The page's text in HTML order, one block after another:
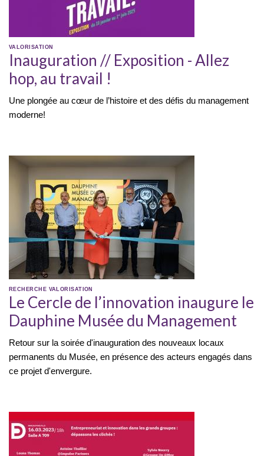
VALORISATION
Inauguration // Exposition - Allez
hop, au travail !
Une plongée au cœur de l’histoire et des défis du management
moderne!
RECHERCHE VALORISATION
Le Cercle de l’innovation inaugure le
Dauphine Musée du Management
Retour sur la soirée d'inauguration des nouveaux locaux
permanents du Musée, en présence des acteurs engagés dans
ce projet d'envergure.